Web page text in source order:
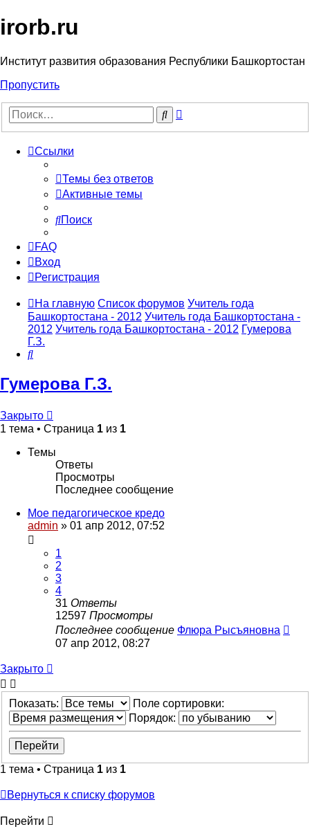
irorb.ru
Институт развития образования Республики Башкортостан
Пропустить
Поиск
Ссылки
Темы без ответов
Активные темы
Поиск
FAQ
Вход
Регистрация
На главную Список форумов Учитель года
Башкортостана - 2012 Учитель года Башкортостана -
2012 Учитель года Башкортостана - 2012 Гумерова
Г.З.
Поиск
Гумерова Г.З.
Закрыто
1 тема • Страница 1 из 1
Темы
Ответы
Просмотры
Последнее сообщение
Мое педагогическое кредо
admin » 01 апр 2012, 07:52
1
2
3
4
31 Ответы
12597 Просмотры
Последнее сообщение Флюра Рысъяновна
07 апр 2012, 08:27
Закрыто
Показать:
Поле сортировки:
Порядок:
1 тема • Страница 1 из 1
Вернуться к списку форумов
Перейти